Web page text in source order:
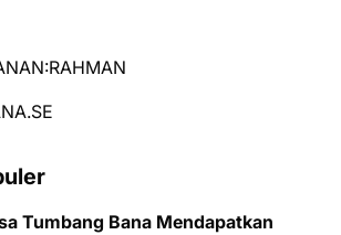
Tumbang Bana Mendapatkan